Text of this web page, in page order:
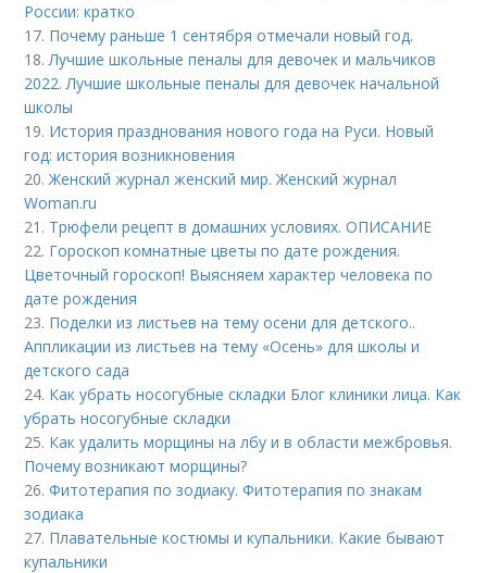
России: кратко
17. Почему раньше 1 сентября отмечали новый год.
18.Лучшие школьные пеналы для девочек и мальчиков
2022. Лучшие школьные пеналы для девочек начальной
школы
19. История празднования нового года на Руси. Новый
год: история возникновения
20.Женский журнал женский мир. Женский журнал
Woman.ru
21. Трюфели рецепт в домашних условиях. ОПИСАНИЕ
22. Гороскоп комнатные цветы по дате рождения.
Цветочный гороскоп! Выясняем характер человека по
дате рождения
23. Поделки из листьев на тему осени для детского..
Аппликации из листьев на тему «Осень» для школы и
детского сада
24. Как убрать носогубные складки Блог клиники лица. Как
убрать носогубные складки
25. Как удалить морщины на лбу и в области межбровья.
Почему возникают морщины?
26.Фитотерапия по зодиаку. Фитотерапия по знакам
зодиака
27. Плавательные костюмы и купальники. Какие бывают
купальники